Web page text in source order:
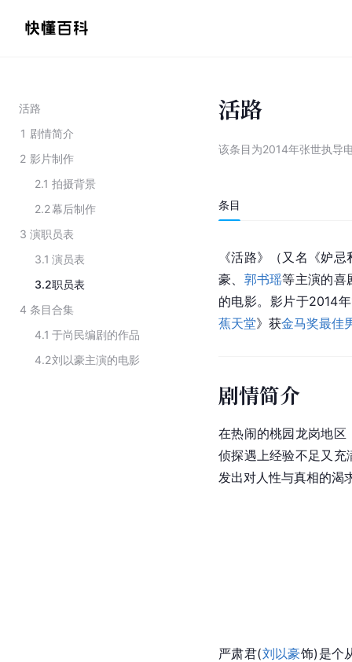
活路
1 剧情简介
2 影片制作
2.1 拍摄背景
2.2幕后制作
3 演职员表
3.1 演员表
3.2职员表
4 条目合集
4.1 于尚民编剧的作品
4.2刘以豪主演的电影
活路
该条目为2014年张世执导
条目
《活路》（又名《妒
豪、 郭书瑶等主演的喜
的电影。影片于2014
蕉天堂》获金马奖最佳
剧情简介
在热闹的桃园龙岗地区
侦探遇上经验不足又充
发出对人性与真相的渴
严肃君(刘以豪饰)是个